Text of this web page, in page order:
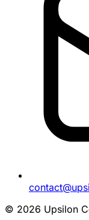
© 2026 Upsilon